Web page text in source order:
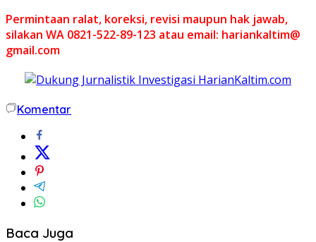
Permintaan ralat, koreksi, revisi maupun hak jawab,
silakan WA 0821-522-89-123 atau email: hariankaltim@
gmail.com
Komentar
Baca Juga